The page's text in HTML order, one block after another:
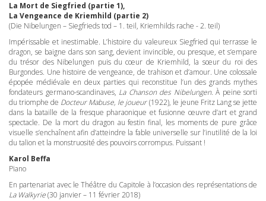
La Mort de Siegfried (partie 1),
La Vengeance de Kriemhild (partie 2)
(Die Nibelungen – Siegfrieds tod – 1. teil, Kriemhilds rache - 2. teil)
Impérissable et inestimable. L’histoire du valeureux Siegfried qui terrasse le
dragon, se baigne dans son sang, devient invincible, ou presque, et s’empare
du trésor des Nibelungen puis du cœur de Kriemhild, la sœur du roi des
Burgondes. Une histoire de vengeance, de trahison et d’amour. Une colossale
épopée médiévale en deux parties qui reconstitue l’un des grands mythes
fondateurs germano-scandinaves, La Chanson des Nibelungen. À peine sorti
du triomphe de Docteur Mabuse, le joueur(1922), le jeune Fritz Lang se jette
dans la bataille de la fresque pharaonique et fusionne œuvre d’art et grand
spectacle. De la mort du dragon au festin final, les moments de pure grâce
visuelle s’enchaînent afin d’atteindre la fable universelle sur l’inutilité de la loi
du talion et la monstruosité des pouvoirs corrompus. Puissant !
Karol Beffa
Piano
En partenariat avec le Théâtre du Capitole à l’occasion des représentations de
La Walkyrie(30 janvier – 11 février 2018)